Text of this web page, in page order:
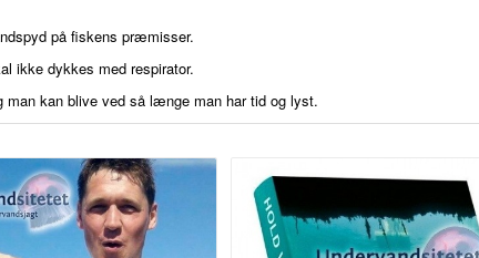
på fiskens præmisser.
ikke dykkes med respirator.
kan blive ved så længe man har tid og lyst.